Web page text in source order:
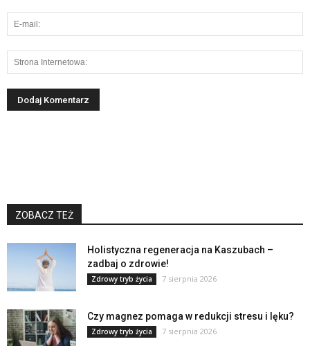
ZOBACZ TEŻ
Holistyczna regeneracja na Kaszubach –
zadbaj o zdrowie!
Zdrowy tryb życia 7 sierpnia 2026
Czy magnez pomaga w redukcji stresu i lęku?
Zdrowy tryb życia 7 sierpnia 2026